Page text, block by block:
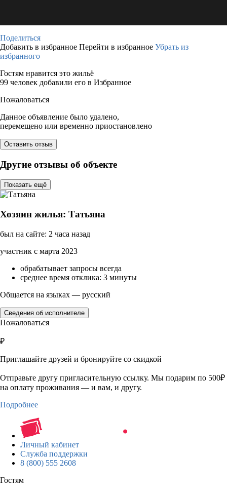
Поделиться
Добавить в избранное Перейти в избранное Убрать из
избранного
Гостям нравится это жильё
99 человек добавили его в Избранное
Пожаловаться
Данное объявление было удалено,
перемещено или временно приостановлено
Оставить отзыв
Другие отзывы об объекте
Показать ещё
Хозяин жилья: Татьяна
был на сайте: 2 часа назад
участник с марта 2023
обрабатывает запросы всегда
среднее время отклика: 3 минуты
Общается на языках — русский
Сведения об исполнителе
Пожаловаться
₽
Приглашайте друзей и бронируйте со скидкой
Отправьте другу пригласительную ссылку. Мы подарим по 500₽
на оплату проживания — и вам, и другу.
Подробнее
Личный кабинет
Служба поддержки
8 (800) 555 2608
Гостям